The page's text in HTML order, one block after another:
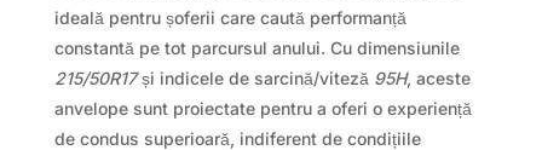
ideală pentru șoferii care caută performanță
constantă pe tot parcursul anului. Cu dimensiunile
215/50R17și indicele de sarcină/viteză 95H, aceste
anvelope sunt proiectate pentru a oferi o experiență
de condus superioară, indiferent de condițiile